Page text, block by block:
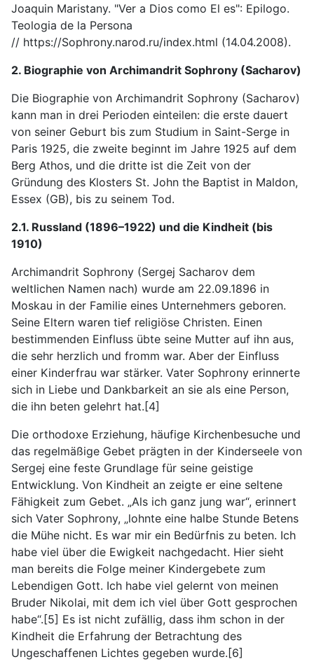
Joaquin Maristany. "Ver a Dios como El es": Epilogo.
Teologia de la Persona
// https://Sophrony.narod.ru/index.html (14.04.2008).
2. Biographie von Archimandrit Sophrony (Sacharov)
Die Biographie von Archimandrit Sophrony (Sacharov)
kann man in drei Perioden einteilen: die erste dauert
von seiner Geburt bis zum Studium in Saint-Serge in
Paris 1925, die zweite beginnt im Jahre 1925 auf dem
Berg Athos, und die dritte ist die Zeit von der
Gründung des Klosters St. John the Baptist in Maldon,
Essex (GB), bis zu seinem Tod.
2.1. Russland (1896–1922) und die Kindheit (bis
1910)
Archimandrit Sophrony (Sergej Sacharov dem
weltlichen Namen nach) wurde am 22.09.1896 in
Moskau in der Familie eines Unternehmers geboren.
Seine Eltern waren tief religiöse Christen. Einen
bestimmenden Einfluss übte seine Mutter auf ihn aus,
die sehr herzlich und fromm war. Aber der Einfluss
einer Kinderfrau war stärker. Vater Sophrony erinnerte
sich in Liebe und Dankbarkeit an sie als eine Person,
die ihn beten gelehrt hat.[4]
Die orthodoxe Erziehung, häufige Kirchenbesuche und
das regelmäßige Gebet prägten in der Kinderseele von
Sergej eine feste Grundlage für seine geistige
Entwicklung. Von Kindheit an zeigte er eine seltene
Fähigkeit zum Gebet. „Als ich ganz jung war“, erinnert
sich Vater Sophrony, „lohnte eine halbe Stunde Betens
die Mühe nicht. Es war mir ein Bedürfnis zu beten. Ich
habe viel über die Ewigkeit nachgedacht. Hier sieht
man bereits die Folge meiner Kindergebete zum
Lebendigen Gott. Ich habe viel gelernt von meinen
Bruder Nikolai, mit dem ich viel über Gott gesprochen
habe“.[5] Es ist nicht zufällig, dass ihm schon in der
Kindheit die Erfahrung der Betrachtung des
Ungeschaffenen Lichtes gegeben wurde.[6]